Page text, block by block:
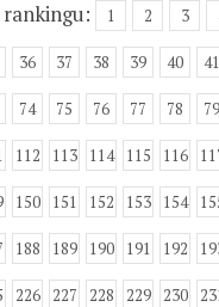
1 2 3
36 37 38 39 40 41
74 75 76 77 78 79
112 113 114 115 116
150 151 152 153 154
188 189 190 191 192
226 227 228 229 230